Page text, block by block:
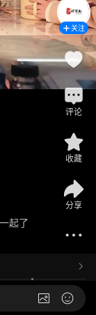
起了
关注
评论
收藏
分享